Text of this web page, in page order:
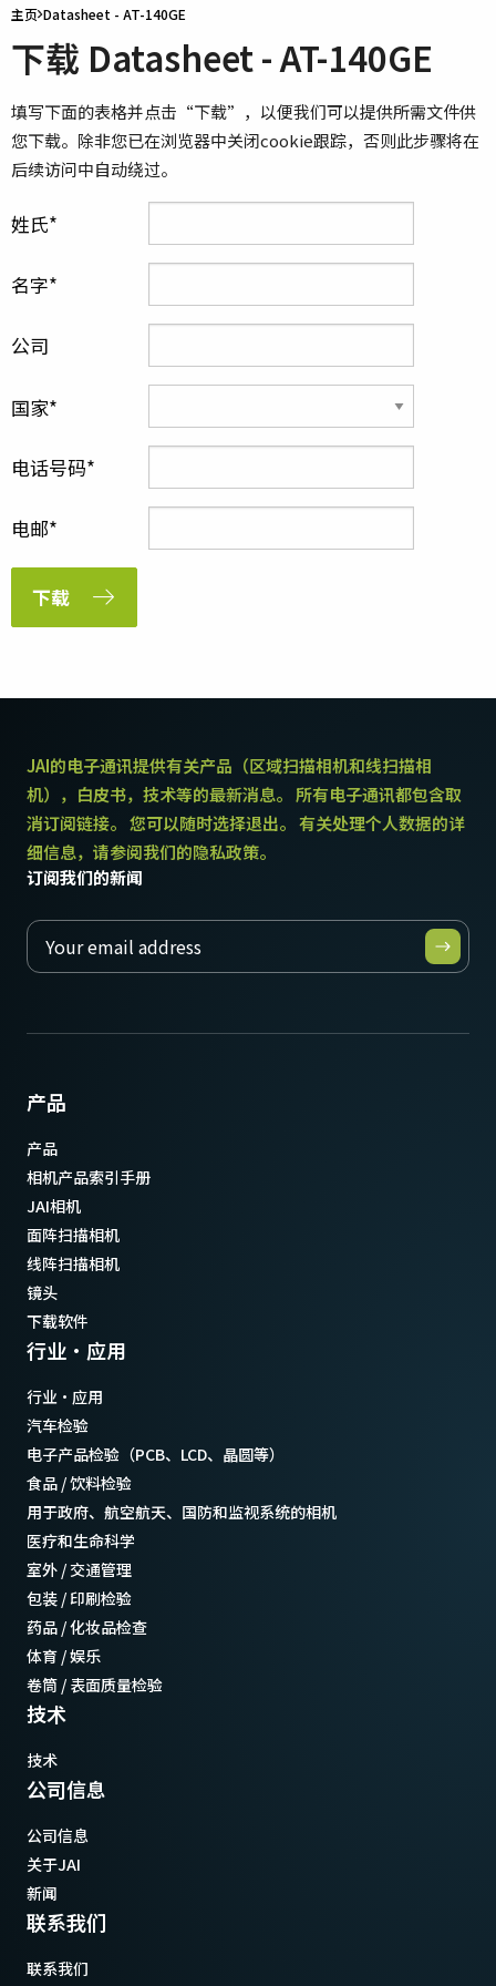
主页 Datasheet - AT-140GE
下载 Datasheet - AT-140GE
填写下面的表格并点击“下载”，以便我们可以提供所需文件供
您下载。除非您已在浏览器中关闭cookie跟踪，否则此步骤将在
后续访问中自动绕过。
姓氏
名字
公司
国家
电话号码
电邮
下载
JAI的电子通讯提供有关产品（区域扫描相机和线扫描相
机），白皮书，技术等的最新消息。 所有电子通讯都包含取
消订阅链接。 您可以随时选择退出。 有关处理个人数据的详
细信息，请参阅我们的隐私政策。
订阅我们的新闻
产品
产品
相机产品索引手册
JAI相机
面阵扫描相机
线阵扫描相机
镜头
下载软件
行业·应用
行业·应用
汽车检验
电子产品检验（PCB、LCD、晶圆等）
食品 / 饮料检验
用于政府、航空航天、国防和监视系统的相机
医疗和生命科学
室外 / 交通管理
包装 / 印刷检验
药品 / 化妆品检查
体育 / 娱乐
卷筒 / 表面质量检验
技术
技术
公司信息
公司信息
关于JAI
新闻
联系我们
联系我们